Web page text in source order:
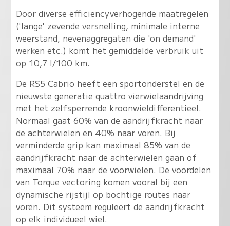
Door diverse efficiencyverhogende maatregelen
('lange' zevende versnelling, minimale interne
weerstand, nevenaggregaten die 'on demand'
werken etc.) komt het gemiddelde verbruik uit
op 10,7 l/100 km.
De RS5 Cabrio heeft een sportonderstel en de
nieuwste generatie quattro vierwielaandrijving
met het zelfsperrende kroonwieldifferentieel.
Normaal gaat 60% van de aandrijfkracht naar
de achterwielen en 40% naar voren. Bij
verminderde grip kan maximaal 85% van de
aandrijfkracht naar de achterwielen gaan of
maximaal 70% naar de voorwielen. De voordelen
van Torque vectoring komen vooral bij een
dynamische rijstijl op bochtige routes naar
voren. Dit systeem reguleert de aandrijfkracht
op elk individueel wiel.